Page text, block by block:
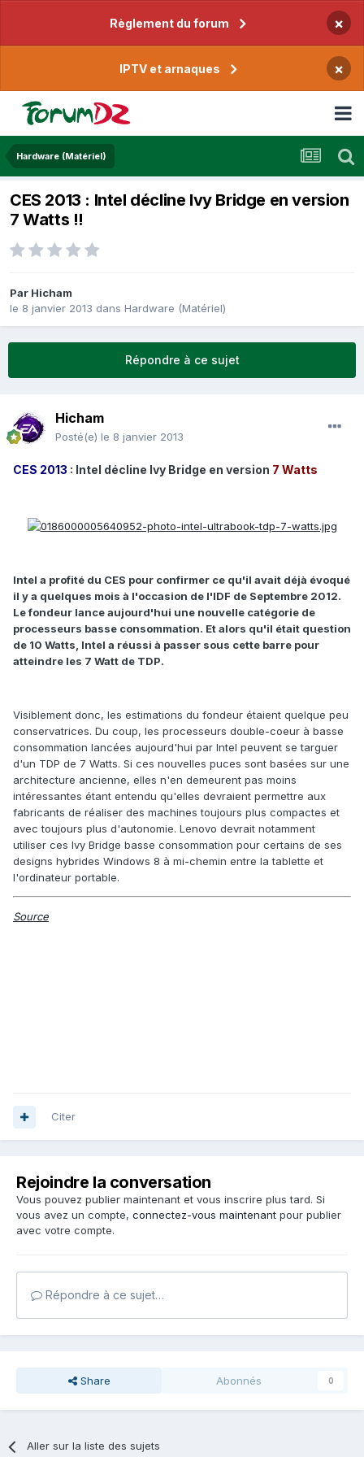
Règlement du forum ×
IPTV et arnaques ×
Hardware (Matériel)
CES 2013 : Intel décline Ivy Bridge en version
7 Watts !!
Par Hicham
le 8 janvier 2013 dans Hardware (Matériel)
Répondre à ce sujet
Hicham
Posté(e) le 8 janvier 2013
CES 2013 : Intel décline Ivy Bridge en version 7 Watts
Intel a profité du CES pour confirmer ce qu'il avait déjà évoqué
il y a quelques mois à l'occasion de l'IDF de Septembre 2012.
Le fondeur lance aujourd'hui une nouvelle catégorie de
processeurs basse consommation. Et alors qu'il était question
de 10 Watts, Intel a réussi à passer sous cette barre pour
atteindre les 7 Watt de TDP.
Visiblement donc, les estimations du fondeur étaient quelque peu
conservatrices. Du coup, les processeurs double-coeur à basse
consommation lancées aujourd'hui par Intel peuvent se targuer
d'un TDP de 7 Watts. Si ces nouvelles puces sont basées sur une
architecture ancienne, elles n'en demeurent pas moins
intéressantes étant entendu qu'elles devraient permettre aux
fabricants de réaliser des machines toujours plus compactes et
avec toujours plus d'autonomie. Lenovo devrait notamment
utiliser ces Ivy Bridge basse consommation pour certains de ses
designs hybrides Windows 8 à mi-chemin entre la tablette et
l'ordinateur portable.
Source
Citer
Rejoindre la conversation
Vous pouvez publier maintenant et vous inscrire plus tard. Si
vous avez un compte, connectez-vous maintenant pour publier
avec votre compte.
Répondre à ce sujet…
Share Abonnés 0
Aller sur la liste des sujets